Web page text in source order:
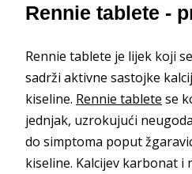
Rennie tablete -
Rennie tablete je lijek koji
sadrži aktivne sastojke
kiseline. Rennie tablete se
jednjak, uzrokujući
do simptoma poput
kiseline. Kalcijev karbonat i